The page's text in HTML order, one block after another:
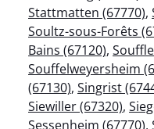
Stattmatten (67770),
Soultz-sous-Forêts
Bains (67120),
Souffelweyersheim
(67130), Singrist
Siewiller (67320),
Sessenheim (67770),